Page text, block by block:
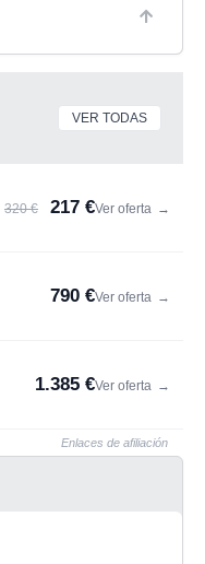
VER TODAS
320 € 217 €Ver oferta →
790 €Ver oferta →
1.385 €Ver oferta →
Enlaces de afiliación